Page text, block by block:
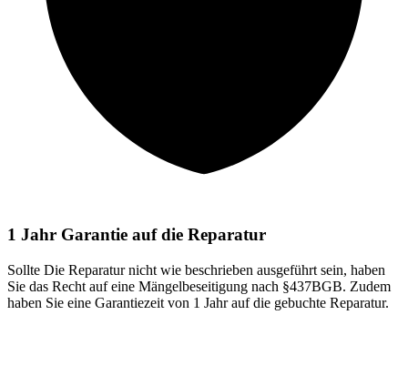
1 Jahr Garantie auf die Reparatur
Sollte Die Reparatur nicht wie beschrieben ausgeführt sein, haben
Sie das Recht auf eine Mängelbeseitigung nach §437BGB. Zudem
haben Sie eine Garantiezeit von 1 Jahr auf die gebuchte Reparatur.